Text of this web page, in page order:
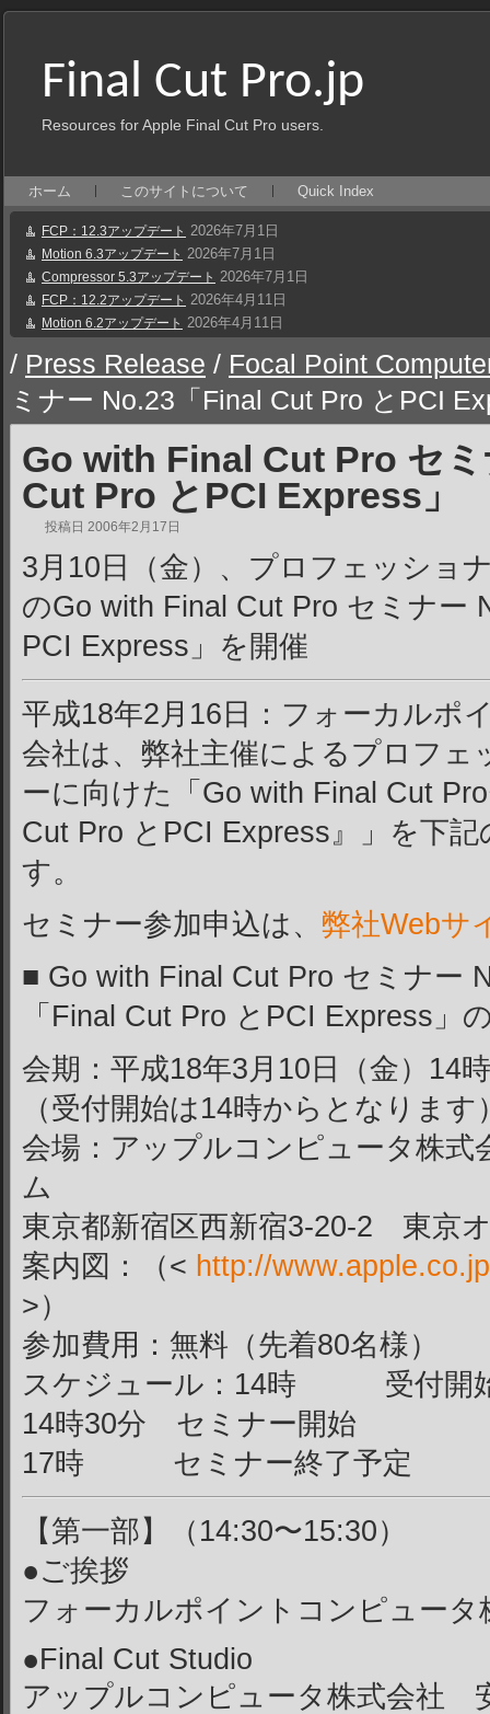
Final Cut Pro.jp
Resources for Apple Final Cut Pro users.
ホーム このサイトについて Quick Index
FCP：12.3アップデート 2026年7月1日
Motion 6.3アップデート 2026年7月1日
Compressor 5.3アップデート 2026年7月1日
FCP：12.2アップデート 2026年4月11日
Motion 6.2アップデート 2026年4月11日
/ Press Release / Focal Point
ミナー No.23「Final Cut Pro とPCI
Go with Final Cut Pro セ
Cut Pro とPCI Express」
投稿日 2006年2月17日
3月10日（金）、プロフェッショ
のGo with Final Cut Pro セミナー
PCI Express」を開催
平成18年2月16日：フォーカルポ
会社は、弊社主催によるプロフ
ーに向けた「Go with Final Cut
Cut Pro とPCI Express』」を下
す。
セミナー参加申込は、 弊社Webサ
■ Go with Final Cut Pro セミナー
「Final Cut Pro とPCI Express」
会期：平成18年3月10日（金）14
（受付開始は14時からとなります
会場：アップルコンピュータ株
ム
東京都新宿区西新宿3-20-2 東京
案内図：（< http://
>）
参加費用：無料（先着80名様）
スケジュール：14時 受付開
14時30分 セミナー開始
17時 セミナー終了予定
【第一部】（14:30〜15:30）
●ご挨拶
フォーカルポイントコンピュータ
●Final Cut Studio
アップルコンピュータ株式会社